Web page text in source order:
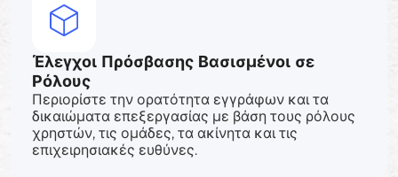
Έλεγχοι Πρόσβασης Βασισμένοι σε
Ρόλους
Περιορίστε την ορατότητα εγγράφων και τα
δικαιώματα επεξεργασίας με βάση τους ρόλους
χρηστών, τις ομάδες, τα ακίνητα και τις
επιχειρησιακές ευθύνες.